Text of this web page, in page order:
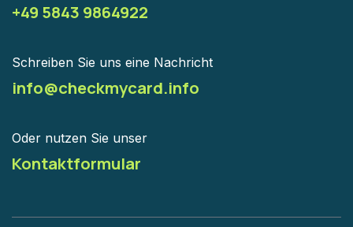
+49 5843 9864922
Schreiben Sie uns eine Nachricht
info@checkmycard.info
Oder nutzen Sie unser
Kontaktformular